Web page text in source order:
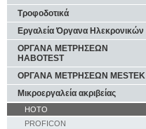
Τροφοδοτικά
Εργαλεία Όργανα Ηλεκρονικών
ΟΡΓΑΝΑ ΜΕΤΡΗΣΕΩΝ
HABOTEST
ΟΡΓΑΝΑ ΜΕΤΡΗΣΕΩΝ MESTEK
Μικροεργαλεία ακριβείας
HOTO
PROFICON